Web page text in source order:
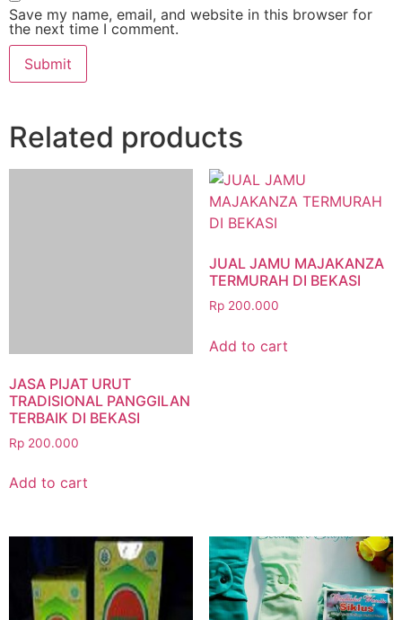
Save my name, email, and website in this browser for
the next time I comment.
Related products
JASA PIJAT URUT
TRADISIONAL PANGGILAN
TERBAIK DI BEKASI
Rp 200.000
Add to cart
JUAL JAMU MAJAKANZA
TERMURAH DI BEKASI
Rp200.000
Add to cart